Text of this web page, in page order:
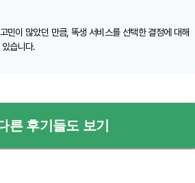
민이 많았던 만큼, 똑생 서비스를 선택한 결정에 대해
습니다.
른 후기들도 보기